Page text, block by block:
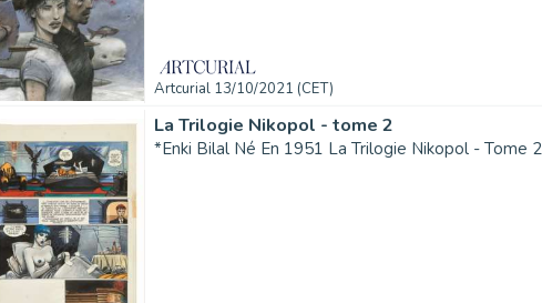
Artcurial 13/10/2021 (CET)
La Trilogie Nikopol - tome 2